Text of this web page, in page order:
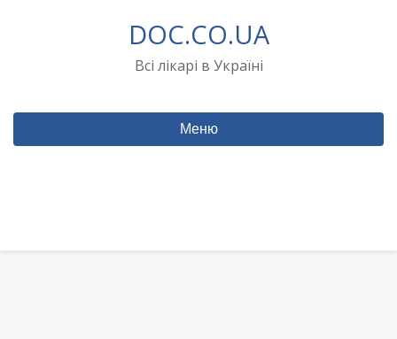
DOC.CO.UA
Всі лікарі в Україні
Меню